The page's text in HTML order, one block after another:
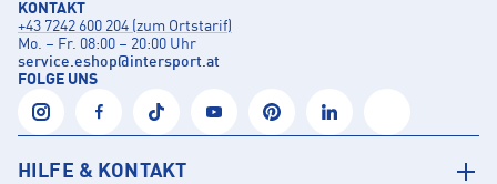
KONTAKT
+43 7242 600 204 (zum Ortstarif)
Mo. – Fr. 08:00 – 20:00 Uhr
service.eshop@intersport.at
FOLGE UNS
HILFE & KONTAKT